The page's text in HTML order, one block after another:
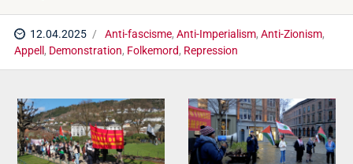
12.04.2025 Anti-fascisme, Anti-Imperialism, Anti-Zionism,
Appell, Demonstration, Folkemord, Repression